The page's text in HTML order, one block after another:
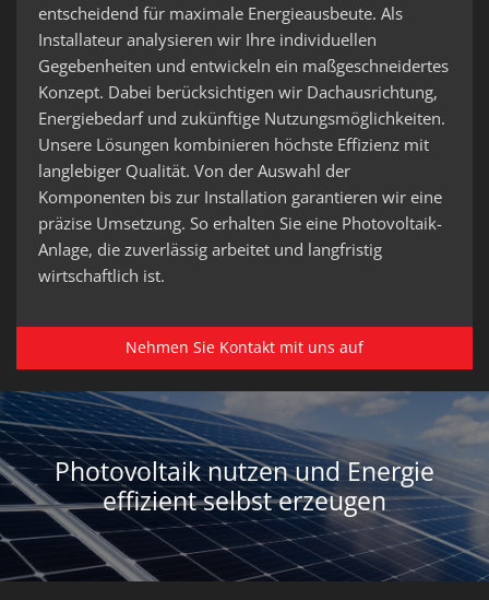
entscheidend für maximale Energieausbeute. Als
Installateur analysieren wir Ihre individuellen
Gegebenheiten und entwickeln ein maßgeschneidertes
Konzept. Dabei berücksichtigen wir Dachausrichtung,
Energiebedarf und zukünftige Nutzungsmöglichkeiten.
Unsere Lösungen kombinieren höchste Effizienz mit
langlebiger Qualität. Von der Auswahl der
Komponenten bis zur Installation garantieren wir eine
präzise Umsetzung. So erhalten Sie eine Photovoltaik-
Anlage, die zuverlässig arbeitet und langfristig
wirtschaftlich ist.
Nehmen Sie Kontakt mit uns auf
Photovoltaik nutzen und Energie
effizient selbst erzeugen